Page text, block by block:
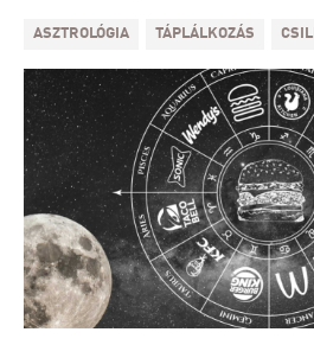
ASZTROLÓGIA TÁPLÁLKOZÁS